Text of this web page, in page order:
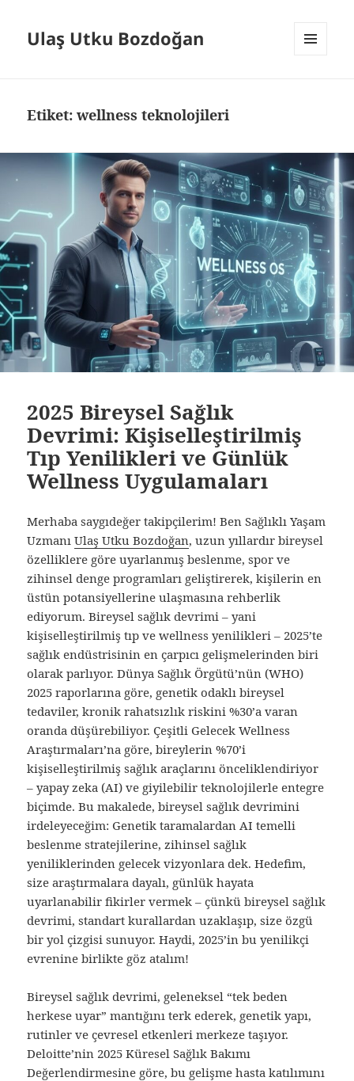
Ulaş Utku Bozdoğan
Etiket:wellness teknolojileri
2025 Bireysel Sağlık
Devrimi: Kişiselleştirilmiş
Tıp Yenilikleri ve Günlük
Wellness Uygulamaları
Merhaba saygıdeğer takipçilerim! Ben Sağlıklı Yaşam
UzmanıUlaş Utku Bozdoğan, uzun yıllardır bireysel
özelliklere göre uyarlanmış beslenme, spor ve
zihinsel denge programları geliştirerek, kişilerin en
üstün potansiyellerine ulaşmasına rehberlik
ediyorum. Bireysel sağlık devrimi – yani
kişiselleştirilmiş tıp ve wellness yenilikleri – 2025’te
sağlık endüstrisinin en çarpıcı gelişmelerinden biri
olarak parlıyor. Dünya Sağlık Örgütü’nün (WHO)
2025 raporlarına göre, genetik odaklı bireysel
tedaviler, kronik rahatsızlık riskini %30’a varan
oranda düşürebiliyor. Çeşitli Gelecek Wellness
Araştırmaları’na göre, bireylerin %70’i
kişiselleştirilmiş sağlık araçlarını önceliklendiriyor
– yapay zeka (AI) ve giyilebilir teknolojilerle entegre
biçimde. Bu makalede, bireysel sağlık devrimini
irdeleyeceğim: Genetik taramalardan AI temelli
beslenme stratejilerine, zihinsel sağlık
yeniliklerinden gelecek vizyonlara dek. Hedefim,
size araştırmalara dayalı, günlük hayata
uyarlanabilir fikirler vermek – çünkü bireysel sağlık
devrimi, standart kurallardan uzaklaşıp, size özgü
bir yol çizgisi sunuyor. Haydi, 2025’in bu yenilikçi
evrenine birlikte göz atalım!
Bireysel sağlık devrimi, geleneksel “tek beden
herkese uyar” mantığını terk ederek, genetik yapı,
rutinler ve çevresel etkenleri merkeze taşıyor.
Deloitte’nin 2025 Küresel Sağlık Bakımı
Değerlendirmesine göre, bu gelişme hasta katılımını